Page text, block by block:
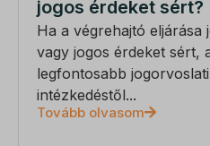
jogos érdeket sért?
Ha a végrehajtó eljárása
vagy jogos érdeket sért,
legfontosabb
intézkedéstől...
Tovább olvasom